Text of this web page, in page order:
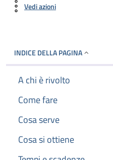
Vedi azioni
INDICE DELLA PAGINA
A chi è rivolto
Come fare
Cosa serve
Cosa si ottiene